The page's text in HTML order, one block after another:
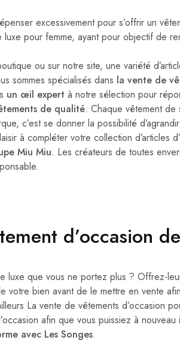
excessivement pour s’offrir un
pour femme, ayant pour objectif de
ou sur notre site, une variété
sommes spécialisés dans la vente de
un œil expert à notre sélection pour
de qualité. Chaque vêtement de
c’est se donner la possibilité
à compléter votre collection d’articles
Miu Miu. Les créateurs de toutes
d’occasion
luxe que vous ne portez plus ? Offrez-
votre bien avant de le mettre en vente
La vente de vêtements d’occasion
afin que vous puissiez à
avec Les Songes.